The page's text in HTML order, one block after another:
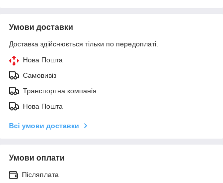
Умови доставки
Доставка здійснюється тільки по передоплаті.
Нова Пошта
Самовивіз
Транспортна компанія
Нова Пошта
Всі умови доставки
Умови оплати
Післяплата